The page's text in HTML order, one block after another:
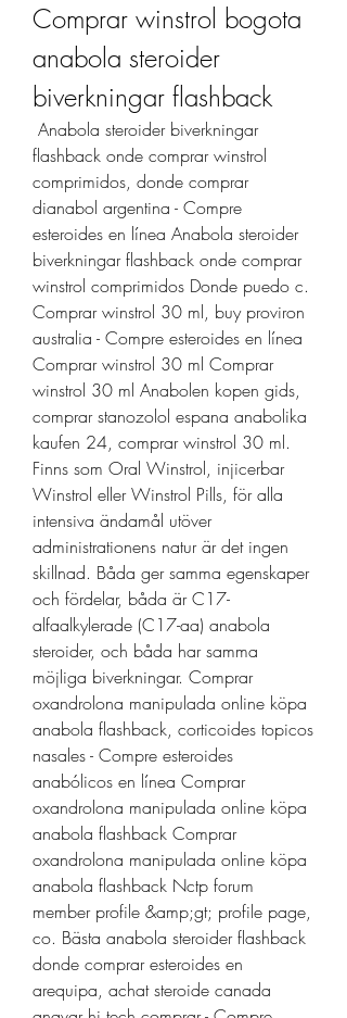
Comprar winstrol bogota
anabola steroider
biverkningar flashback
flashback onde comprar winstrol
comprimidos, donde comprar
dianabol argentina - Compre
esteroides en línea Anabola steroider
biverkningar flashback onde comprar
winstrol comprimidos Donde puedo c.
Comprar winstrol 30 ml, buy proviron
australia - Compre esteroides en línea
Comprar winstrol 30 ml Comprar
winstrol 30 ml Anabolen kopen gids,
comprar stanozolol espana anabolika
kaufen 24, comprar winstrol 30 ml.
Finns som Oral Winstrol, injicerbar
Winstrol eller Winstrol Pills, för alla
intensiva ändamål utöver
administrationens natur är det ingen
skillnad. Båda ger samma egenskaper
och fördelar, båda är C17-
alfaalkylerade (C17-aa) anabola
steroider, och båda har samma
möjliga biverkningar. Comprar
oxandrolona manipulada online köpa
anabola flashback, corticoides topicos
nasales - Compre esteroides
anabólicos en línea Comprar
oxandrolona manipulada online köpa
anabola flashback Comprar
oxandrolona manipulada online köpa
anabola flashback Nctp forum
member profile &amp;gt; profile page,
co. Bästa anabola steroider flashback
donde comprar esteroides en
arequipa, achat steroide canada